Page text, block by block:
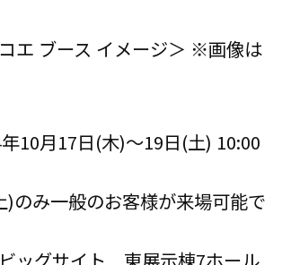
エ ブース イメージ＞ ※画像は
年10月17日(木)～19日(土) 10:00
のみ一般のお客様が来場可能で
ビッグサイト 東展示棟7ホール